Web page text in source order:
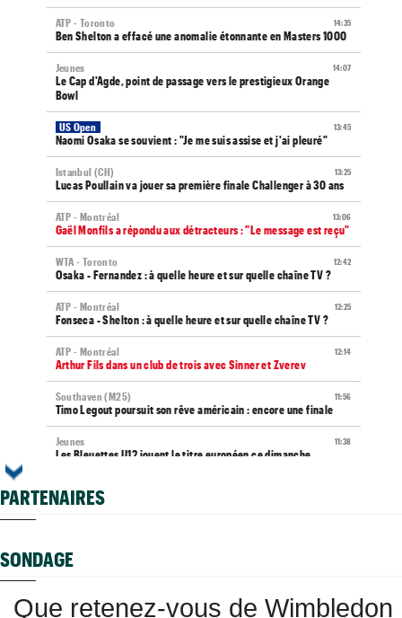
14:35
ATP - Toronto
Ben Shelton a effacé une anomalie étonnante en Masters 1000
14:07
Jeunes
Le Cap d'Agde, point de passage vers le prestigieux Orange
Bowl
13:45
US Open
Naomi Osaka se souvient : "Je me suis assise et j'ai pleuré"
13:25
Istanbul (CH)
Lucas Poullain va jouer sa première finale Challenger à 30 ans
13:06
ATP - Montréal
Gaël Monfils a répondu aux détracteurs : "Le message est reçu"
12:42
WTA - Toronto
Osaka - Fernandez : à quelle heure et sur quelle chaîne TV ?
12:25
ATP - Montréal
Fonseca - Shelton : à quelle heure et sur quelle chaîne TV ?
12:14
ATP - Montréal
Arthur Fils dans un club de trois avec Sinner et Zverev
11:56
Southaven (M25)
Timo Legout poursuit son rêve américain : encore une finale
11:38
Jeunes
Les Bleuettes U12 jouent le titre européen ce dimanche
Tous les programmes et résultats du dimanche 9 août 2026
défense
PARTENAIRES
SONDAGE
Que retenez-vous de Wimbledon